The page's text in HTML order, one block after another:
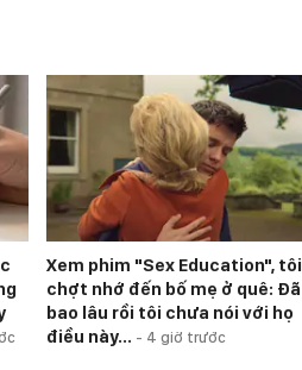
Xem phim "Sex Education", tôi
chợt nhớ đến bố mẹ ở quê: Đã
bao lâu rồi tôi chưa nói với họ
điều này... - 4 giờ trước